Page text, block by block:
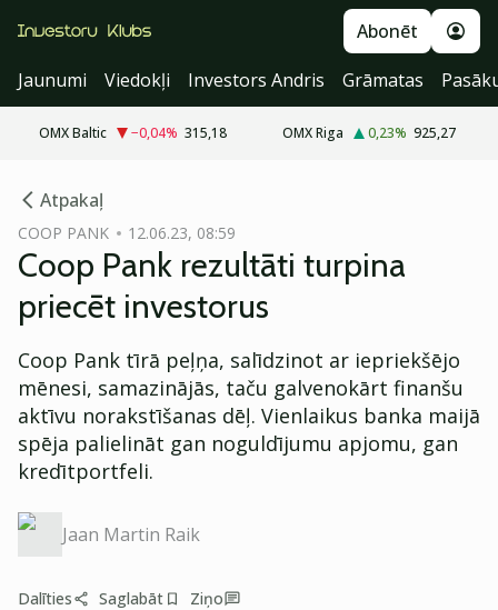
Abonēt
Jaunumi
Viedokļi Investors Andris Grāmatas
OMX Baltic −0,04% 315,18 OMX Riga 0,23% 925,27
Atpakaļ
COOP PANK 12.06.23, 08:59
Coop Pank rezultāti turpina
priecēt investorus
Coop Pank tīrā peļņa, salīdzinot ar iepriekšējo
mēnesi, samazinājās, taču galvenokārt finanšu
aktīvu norakstīšanas dēļ. Vienlaikus banka maijā
spēja palielināt gan noguldījumu apjomu, gan
kredītportfeli.
Jaan Martin Raik
Dalīties Saglabāt Ziņo